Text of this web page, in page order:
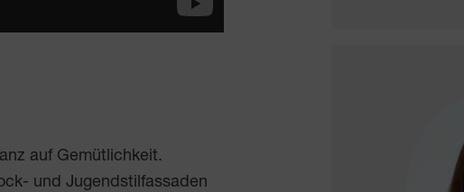
auf Gemütlichkeit.
und Jugendstilfassaden